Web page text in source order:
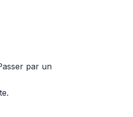
par un